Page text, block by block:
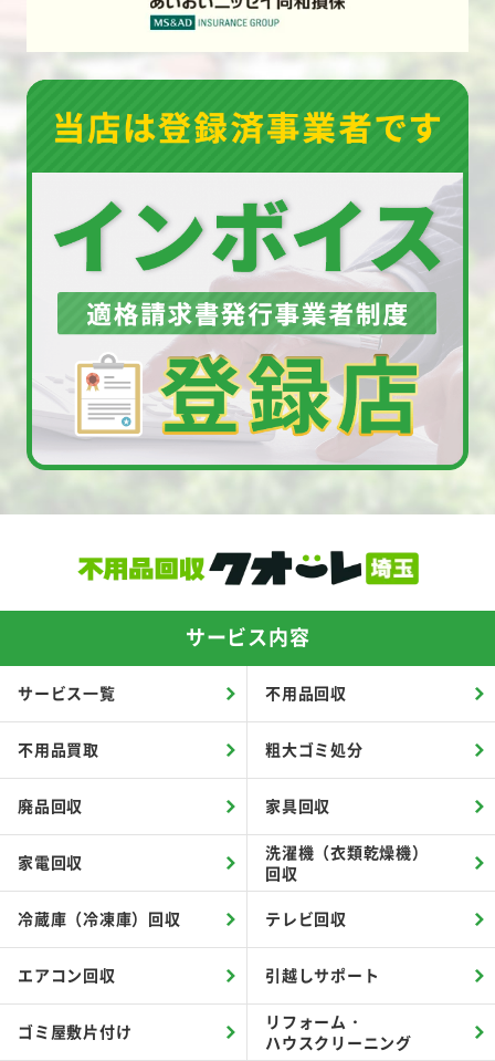
サービス内容
サービス一覧 不用品回収
不用品買取 粗大ゴミ処分
廃品回収 家具回収
家電回収
洗濯機（衣類乾燥機）
回収
冷蔵庫（冷凍庫）回収 テレビ回収
エアコン回収 引越しサポート
ゴミ屋敷片付け
リフォーム・
ハウスクリーニング